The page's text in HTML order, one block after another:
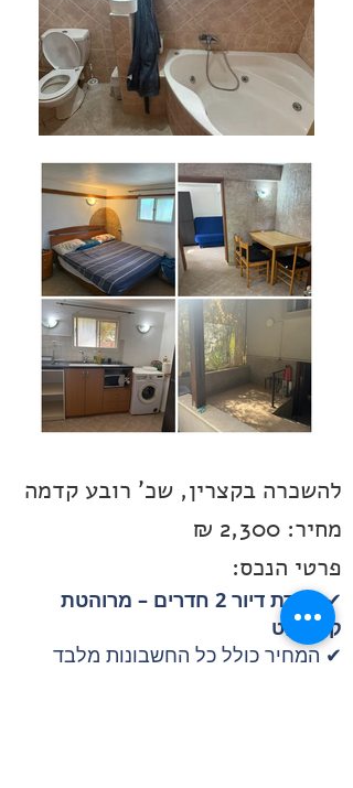
להשכרה בקצרין, שכ' רובע קדמה
מחיר: 2,300
₪
פרטי הנכס:
✔
יחידת דיור 2 חדרים – מרוהטת
קומפלט
✔ המחיר כולל כל החשבונות מלבד